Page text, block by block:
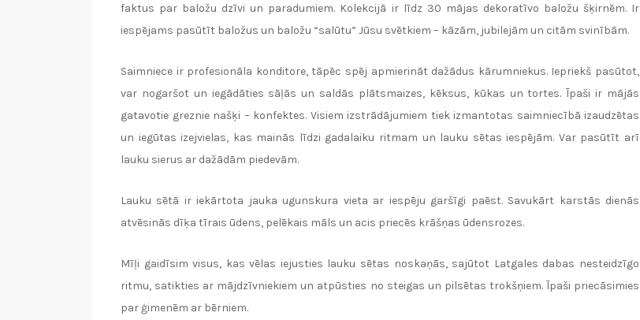
faktus par baložu dzīvi un paradumiem. Kolekcijā ir līdz 30 mājas dekoratīvo baložu šķirnēm. Ir
iespējams pasūtīt baložus un baložu “salūtu” Jūsu svētkiem – kāzām, jubilejām un citām svinībām.
Saimniece ir profesionāla konditore, tāpēc spēj apmierināt dažādus kārumniekus. Iepriekš pasūtot,
var nogaršot un iegādāties sāļās un saldās plātsmaizes, kēksus, kūkas un tortes. Īpaši ir mājās
gatavotie greznie našķi – konfektes. Visiem izstrādājumiem tiek izmantotas saimniecībā izaudzētas
un iegūtas izejvielas, kas mainās līdzi gadalaiku ritmam un lauku sētas iespējām. Var pasūtīt arī
lauku sierus ar dažādām piedevām.
Lauku sētā ir iekārtota jauka ugunskura vieta ar iespēju garšīgi paēst. Savukārt karstās dienās
atvēsinās dīķa tīrais ūdens, pelēkais māls un acis priecēs krāšņas ūdensrozes.
Mīļi gaidīsim visus, kas vēlas iejusties lauku sētas noskaņās, sajūtot Latgales dabas nesteidzīgo
ritmu, satikties ar mājdzīvniekiem un atpūsties no steigas un pilsētas trokšņiem. Īpaši priecāsimies
par ģimenēm ar bērniem.